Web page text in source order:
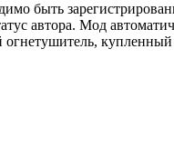
быть
автора. Мод